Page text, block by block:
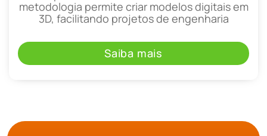
metodologia permite criar modelos digitais em
3D, facilitando projetos de engenharia
Saiba mais